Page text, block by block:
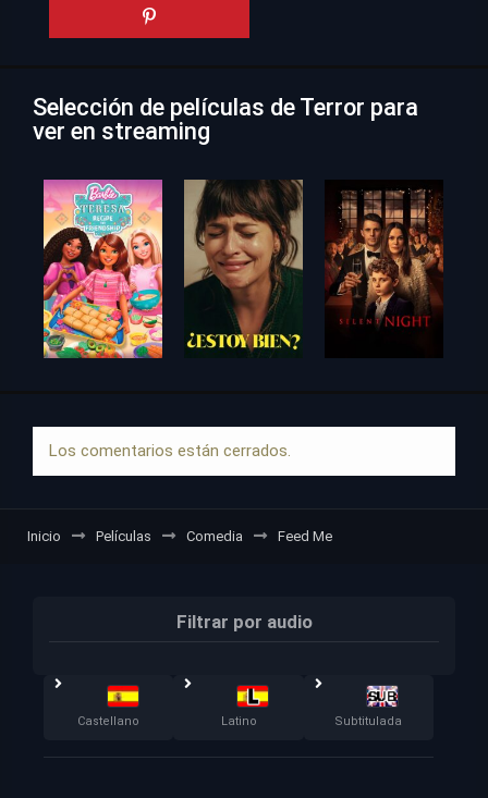
Selección de películas de Terror para
ver en streaming
Los comentarios están cerrados.
Inicio Películas Comedia Feed Me
Filtrar por audio
Castellano Latino Subtitulada